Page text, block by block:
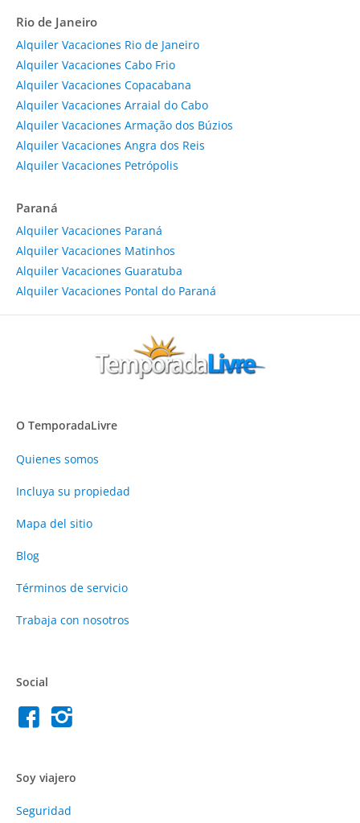
Rio de Janeiro
Alquiler Vacaciones Rio de Janeiro
Alquiler Vacaciones Cabo Frio
Alquiler Vacaciones Copacabana
Alquiler Vacaciones Arraial do Cabo
Alquiler Vacaciones Armação dos Búzios
Alquiler Vacaciones Angra dos Reis
Alquiler Vacaciones Petrópolis
Paraná
Alquiler Vacaciones Paraná
Alquiler Vacaciones Matinhos
Alquiler Vacaciones Guaratuba
Alquiler Vacaciones Pontal do Paraná
O TemporadaLivre
Quienes somos
Incluya su propiedad
Mapa del sitio
Blog
Términos de servicio
Trabaja con nosotros
Social
Soy viajero
Seguridad